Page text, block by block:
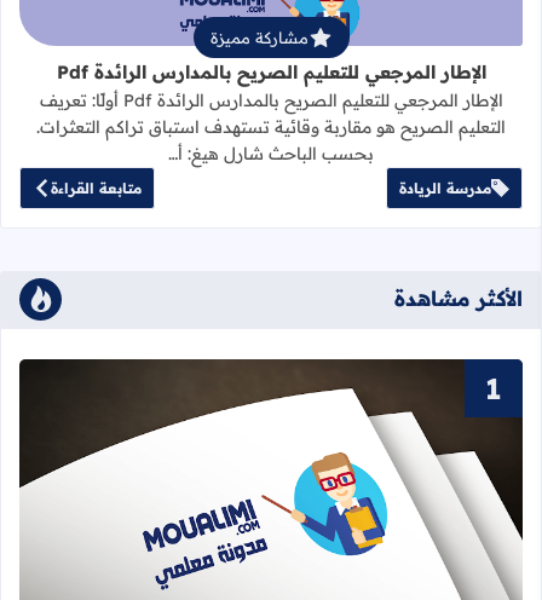
مشاركة مميزة
الإطار المرجعي للتعليم الصريح بالمدارس الرائدة Pdf
الإطار المرجعي للتعليم الصريح بالمدارس الرائدة Pdf أولًا: تعريف
التعليم الصريح هو مقاربة وقائية تستهدف استباق تراكم التعثرات.
بحسب الباحث شارل هيغ: أ…
مدرسة الريادة متابعة القراءة
الأكثر مشاهدة
قراءة المزيد عن سور القرآن